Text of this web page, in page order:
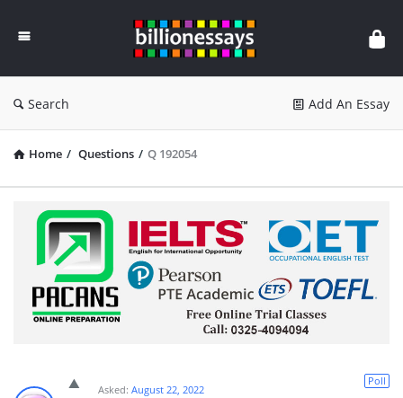
Essays
Search Add An Essay
Home / Questions / Q 192054
Poll
Asked: August 22, 2022